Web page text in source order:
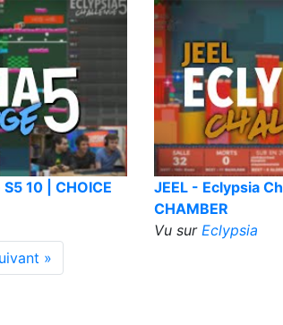
10 | CHOICE
JEEL - Eclypsia
CHAMBER
Vu sur Eclypsia
»